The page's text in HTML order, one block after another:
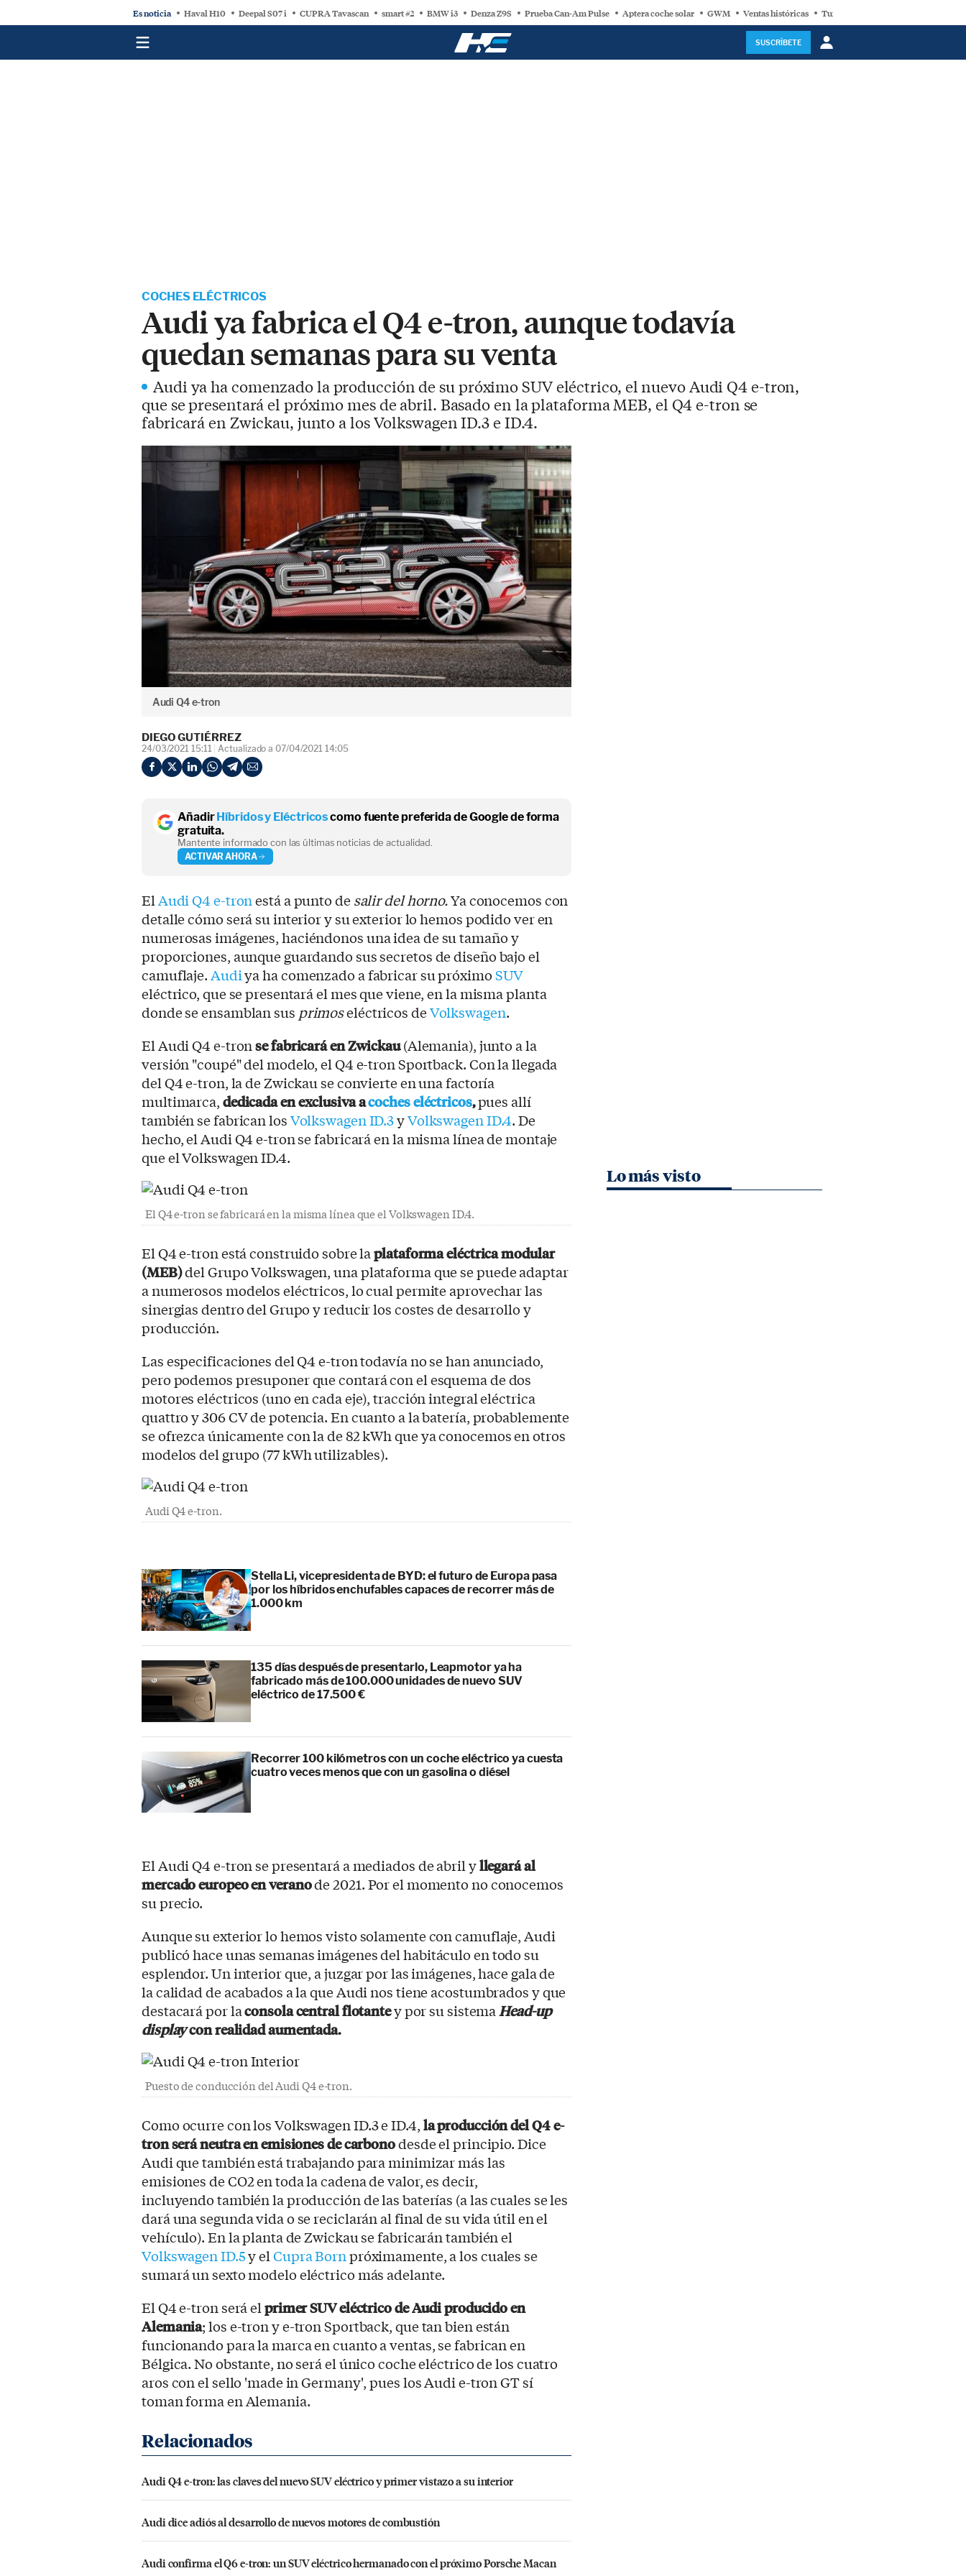
Es noticia Haval H10 Deepal S07 i CUPRA Tavascan smart #2 BMW i3 Denza Z9S Prueba Can-Am Pulse Aptera coche solar GWM Ventas históricas Turbina eólica
SUSCRÍBETE
COCHES ELÉCTRICOS
Audi ya fabrica el Q4 e-tron, aunque todavía
quedan semanas para su venta
Audi ya ha comenzado la producción de su próximo SUV eléctrico, el nuevo Audi Q4 e-tron,
que se presentará el próximo mes de abril. Basado en la plataforma MEB, el Q4 e-tron se
fabricará en Zwickau, junto a los Volkswagen ID.3 e ID.4.
Audi Q4 e-tron
DIEGO GUTIÉRREZ
24/03/2021 15:11 Actualizado a 07/04/2021 14:05
AñadirHíbridos y Eléctricoscomo fuente preferida de Google de forma
gratuita.
Mantente informado con las últimas noticias de actualidad.
ACTIVAR AHORA
ElAudi Q4 e-tronestá a punto desalir del horno.Ya conocemos con
detalle cómo será su interior y su exterior lo hemos podido ver en
numerosas imágenes, haciéndonos una idea de su tamaño y
proporciones, aunque guardando sus secretos de diseño bajo el
camuflaje.Audiya ha comenzado a fabricar su próximoSUV
eléctrico, que se presentará el mes que viene, en la misma planta
donde se ensamblan sus primoseléctricos deVolkswagen.
El Audi Q4 e-tronse fabricará en Zwickau(Alemania), junto a la
versión "coupé" del modelo, el Q4 e-tron Sportback. Con la llegada
del Q4 e-tron, la de Zwickau se convierte en una factoría
multimarca,dedicada en exclusiva acoches eléctricos,pues allí
también se fabrican losVolkswagen ID.3yVolkswagen ID.4. De
hecho, el Audi Q4 e-tron se fabricará en la misma línea de montaje
que el Volkswagen ID.4.
El Q4 e-tron se fabricará en la misma línea que el Volkswagen ID.4.
El Q4 e-tron está construido sobre laplataforma eléctrica modular
(MEB)del Grupo Volkswagen, una plataforma que se puede adaptar
a numerosos modelos eléctricos, lo cual permite aprovechar las
sinergias dentro del Grupo y reducir los costes de desarrollo y
producción.
Las especificaciones del Q4 e-tron todavía no se han anunciado,
pero podemos presuponer que contará con el esquema de dos
motores eléctricos (uno en cada eje), tracción integral eléctrica
quattro y 306 CV de potencia. En cuanto a la batería, probablemente
se ofrezca únicamente con la de 82 kWh que ya conocemos en otros
modelos del grupo (77 kWh utilizables).
Audi Q4 e-tron.
Stella Li, vicepresidenta de BYD: el futuro de Europa pasa
por los híbridos enchufables capaces de recorrer más de
1.000 km
135 días después de presentarlo, Leapmotor ya ha
fabricado más de 100.000 unidades de nuevo SUV
eléctrico de 17.500 €
Recorrer 100 kilómetros con un coche eléctrico ya cuesta
cuatro veces menos que con un gasolina o diésel
El Audi Q4 e-tron se presentará a mediados de abril yllegará al
mercado europeo en veranode 2021. Por el momento no conocemos
su precio.
Aunque su exterior lo hemos visto solamente con camuflaje, Audi
publicó hace unas semanas imágenes del habitáculo en todo su
esplendor. Un interior que, a juzgar por las imágenes, hace gala de
la calidad de acabados a la que Audi nos tiene acostumbrados y que
destacará por laconsola central flotantey por su sistemaHead-up
displaycon realidad aumentada.
Puesto de conducción del Audi Q4 e-tron.
Como ocurre con los Volkswagen ID.3 e ID.4,la producción del Q4 e-
tron será neutra en emisiones de carbonodesde el principio. Dice
Audi que también está trabajando para minimizar más las
emisiones de CO2 en toda la cadena de valor, es decir,
incluyendo también la producción de las baterías (a las cuales se les
dará una segunda vida o se reciclarán al final de su vida útil en el
vehículo). En la planta de Zwickau se fabricarán también el
Volkswagen ID.5y elCupra Bornpróximamente, a los cuales se
sumará un sexto modelo eléctrico más adelante.
El Q4 e-tron será elprimer SUV eléctrico de Audi producido en
Alemania; los e-tron y e-tron Sportback, que tan bien están
funcionando para la marca en cuanto a ventas, se fabrican en
Bélgica. No obstante, no será el único coche eléctrico de los cuatro
aros con el sello 'made in Germany', pues los Audi e-tron GT sí
toman forma en Alemania.
Audi Q4 e-tron: las claves del nuevo SUV eléctrico y primer vistazo a su interior
Audi dice adiós al desarrollo de nuevos motores de combustión
Audi confirma el Q6 e-tron: un SUV eléctrico hermanado con el próximo Porsche Macan
Lo más visto